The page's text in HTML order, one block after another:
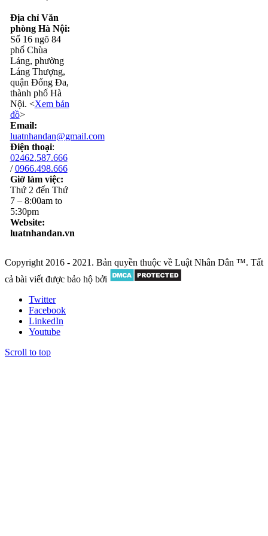
Địa chỉ Văn
phòng Hà Nội:
Số 16 ngõ 84
phố Chùa
Láng, phường
Láng Thượng,
quận Đống Đa,
thành phố Hà
Nội. <Xem bản
đồ>
Email:
luatnhandan@gmail.com
Điện thoại:
02462.587.666
/0966.498.666
Giờ làm việc:
Thứ 2 đến Thứ
7 – 8:00am to
5:30pm
Website:
luatnhandan.vn
Copyright 2016 - 2021. Bản quyền thuộc về Luật Nhân Dân ™. Tất
cả bài viết được bảo hộ bởi
Twitter
Facebook
LinkedIn
Youtube
Scroll to top